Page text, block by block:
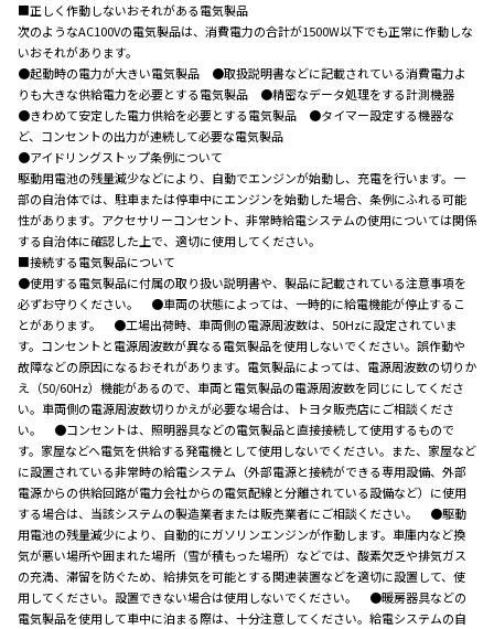
■正しく作動しないおそれがある電気製品
次のようなAC100Vの電気製品は、消費電力の合計が1500W以下でも正常に作動しな
いおそれがあります。
●起動時の電力が大きい電気製品 ●取扱説明書などに記載されている消費電力よ
りも大きな供給電力を必要とする電気製品 ●精密なデータ処理をする計測機器
●きわめて安定した電力供給を必要とする電気製品 ●タイマー設定する機器な
ど、コンセントの出力が連続して必要な電気製品
●アイドリングストップ条例について
駆動用電池の残量減少などにより、自動でエンジンが始動し、充電を行います。一
部の自治体では、駐車または停車中にエンジンを始動した場合、条例にふれる可能
性があります。アクセサリーコンセント、非常時給電システムの使用については関係
する自治体に確認した上で、適切に使用してください。
■接続する電気製品について
●使用する電気製品に付属の取り扱い説明書や、製品に記載されている注意事項を
必ずお守りください。 ●車両の状態によっては、一時的に給電機能が停止するこ
とがあります。 ●工場出荷時、車両側の電源周波数は、50Hzに設定されていま
す。コンセントと電源周波数が異なる電気製品を使用しないでください。誤作動や
故障などの原因になるおそれがあります。電気製品によっては、電源周波数の切りか
え（50/60Hz）機能があるので、車両と電気製品の電源周波数を同じにしてくださ
い。車両側の電源周波数切りかえが必要な場合は、トヨタ販売店にご相談くださ
い。 ●コンセントは、照明器具などの電気製品と直接接続して使用するもので
す。家屋などへ電気を供給する発電機として使用しないでください。また、家屋など
に設置されている非常時の給電システム（外部電源と接続ができる専用設備、外部
電源からの供給回路が電力会社からの電気配線と分離されている設備など）に使用
する場合は、当該システムの製造業者または販売業者にご相談ください。 ●駆動
用電池の残量減少により、自動的にガソリンエンジンが作動します。車庫内など換
気が悪い場所や囲まれた場所（雪が積もった場所）などでは、酸素欠乏や排気ガス
の充満、滞留を防ぐため、給排気を可能とする関連装置などを適切に設置して、使
用してください。設置できない場合は使用しないでください。 ●暖房器具などの
電気製品を使用して車中に泊まる際は、十分注意してください。給電システムの自